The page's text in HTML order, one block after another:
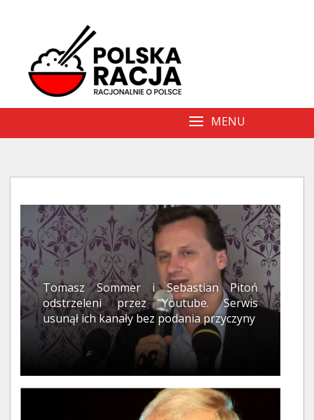
MENU
Tomasz Sommer i Sebastian Pitoń
odstrzeleni przez Youtube. Serwis
usunął ich kanały bez podania przyczyny